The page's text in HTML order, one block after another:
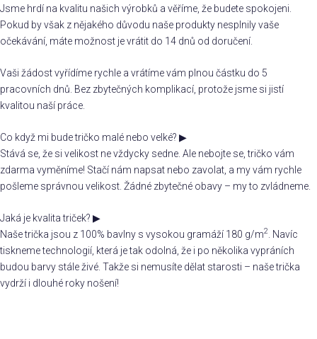
Jsme hrdí na kvalitu našich výrobků a věříme, že budete spokojeni.
Pokud by však z nějakého důvodu naše produkty nesplnily vaše
očekávání, máte možnost je vrátit do 14 dnů od doručení.
Vaši žádost vyřídíme rychle a vrátíme vám plnou částku do 5
pracovních dnů. Bez zbytečných komplikací, protože jsme si jistí
kvalitou naší práce.
Co když mi bude tričko malé nebo velké? ▶
Stává se, že si velikost ne vždycky sedne. Ale nebojte se, tričko vám
zdarma vyměníme! Stačí nám napsat nebo zavolat, a my vám rychle
pošleme správnou velikost. Žádné zbytečné obavy – my to zvládneme.
Jaká je kvalita triček? ▶
Naše trička jsou z 100% bavlny s vysokou gramáží 180 g/m2
. Navíc
tiskneme technologií, která je tak odolná, že i po několika vypráních
budou barvy stále živé. Takže si nemusíte dělat starosti – naše trička
vydrží i dlouhé roky nošení!